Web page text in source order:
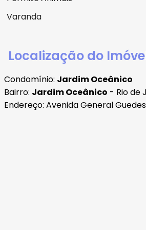
Varanda
Localização do
Condomínio: Jardim Oceânico
Bairro: Jardim Oceânico - Rio de
Endereço: Avenida General